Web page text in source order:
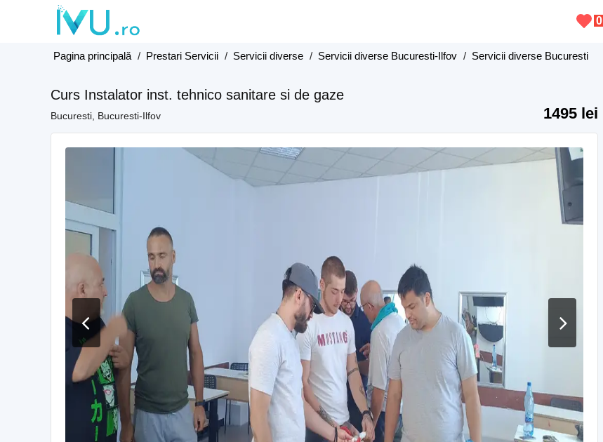
0
Pagina principală / Prestari Servicii / Servicii diverse / Servicii diverse Bucuresti-Ilfov / Servicii diverse Bucuresti
Curs Instalator inst. tehnico sanitare si de gaze
Bucuresti, Bucuresti-Ilfov 1495 lei